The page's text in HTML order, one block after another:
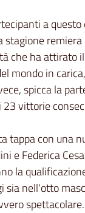
a
stagione
che ha attirato
mondo in
spicca la
23 vittorie
tappa con una
e Federica
la
sia nell'otto
spettacolare.